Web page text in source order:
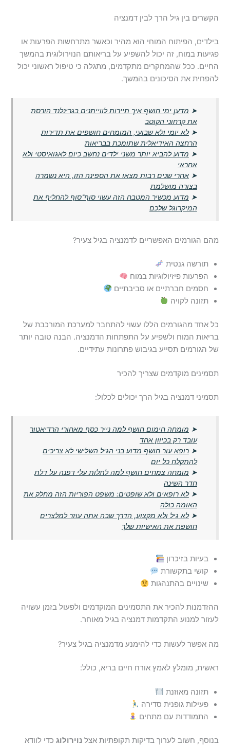
הקשרים בין גיל הרך לבין דמנציה
בילדים, הפיתוח המוחי הוא מהיר וכאשר מתרחשות הפרעות או
פגיעות במוח, זה יכול להשפיע על בריאותם הנוירולוגית בהמשך
החיים. ככל שהמחקרים מתקדמים, מתגלה כי טיפול ראשוני יכול
להפחית את הסיכונים בהמשך.
➤ מדען ימי חושף איך תיירות לווייתנים בגרינלנד הורסת
את קרחוני הקוטב
➤לא יומי ולא שבועי, המומחים חושפים את תדירות
הרחצה האידיאלית שתומכת בבריאות
➤ מדוע להביא יותר משני ילדים נחשב כיום לאגואיסטי ולא
אחראי
➤אחרי שנים רבות מצאו את הספינה הזו, היא נשמרה
בצורה מושלמת
➤ מדוע מכשיר המטבח הזה עשוי סוף־סוף להחליף את
המיקרוגל שלכם
מהם הגורמים האפשריים לדמנציה בגיל צעיר?
תורשה גנטית
הפרעות פיזיולוגיות במוח
חסמים חברתיים או סביבתיים
תזונה לקויה
כל אחד מהגורמים הללו עשוי להתחבר למערכת המורכבת של
בריאות המוח ולשפיע על התפתחות הדמנציה. הבנה טובה יותר
של הגורמים תסייע בגיבוש פתרונות עתידיים.
תסמינים מוקדמים שצריך להכיר
תסמיני דמנציה בגיל הרך יכולים לכלול:
➤ מומחה חימום חושף למה נייר כסף מאחורי הרדיאטור
עובד רק בכיוון אחד
➤רופא עור חושף מדוע בני הגיל השלישי לא צריכים
להתקלח כל יום
➤ מומחה צמחים חושף למה לתלות עלי דפנה על דלת
חדר השינה
➤לא רופאים ולא שופטים: משפט הפוריות הזה מחלק את
האומה כולה
➤לא גיל ולא מקצוע, הדרך שבה אתה עוזר למלצרים
חושפת את האישיות שלך
בעיות בזיכרון
קושי בתקשורת
שינויים בהתנהגות
ההזדמנות להכיר את התסמינים המוקדמים ולפעול בזמן עשויה
לעזור למנוע התקדמות דמנציה בגיל מאוחר.
מה אפשר לעשות כדי להימנע מדמנציה בגיל צעיר?
ראשית, מומלץ לאמץ אורח חיים בריא, כולל:
תזונה מאוזנת
פעילות גופנית סדירה
התמודדות עם מתחים
בנוסף, חשוב לערוך בדיקות תקופתיות אצלנוירולוג כדי לוודא